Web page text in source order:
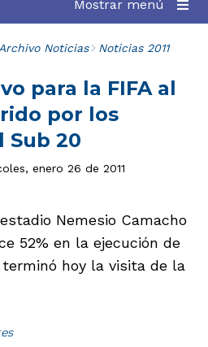
Mostrar menú
Archivo Noticias Noticias 2011
para la FIFA al
por los
Sub 20
enero 26 de 2011
Nemesio Camacho
52% en la ejecución de
hoy la visita de la